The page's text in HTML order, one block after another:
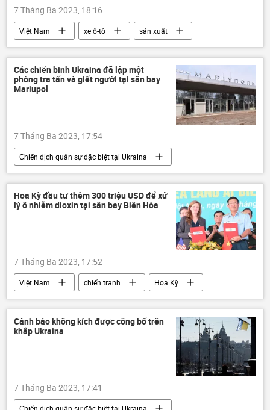
7 Tháng Ba 2023, 18:16
Việt Nam xe ô-tô
sản xuất
Kinh tế
Các chiến binh Ukraina đã lập một
phòng tra tấn và giết người tại sân bay
Mariupol
7 Tháng Ba 2023, 17:54
Chiến dịch quân sự đặc biệt tại Ukraina
Cuộc khủng hoảng ở Ukraina
Ukraina
xung đột quân sự
Mariupol
Sáp nhập DNR, LNR, Zaporozhye và Kherson vào Nga
Hoa Kỳ đầu tư thêm 300 triệu USD để xử
lý ô nhiễm dioxin tại sân bay Biên Hòa
7 Tháng Ba 2023, 17:52
Việt Nam chiến tranh
Hoa Kỳ
thông tin
chất độc da cam
Cảnh báo không kích được công bố trên
khắp Ukraina
7 Tháng Ba 2023, 17:41